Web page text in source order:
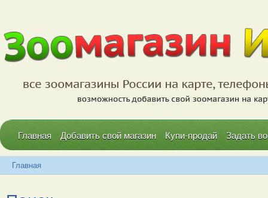
Главная Добавить свой магазин Купи-продай Задать
Главная